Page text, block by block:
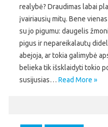
realybė? Draudimas labai
įvairiausių mitų. Bene
su jo pigumu: daugelis
pigus ir nepareikalautų
abejoja, ar tokia galimybė
belieka tik išsklaidyti tokio
susijusias… Read More »